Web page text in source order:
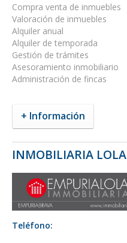
Compra venta de inmuebles
Valoración de inmuebles
Alquiler anual
Alquiler de temporada
Gestión de trámites
Asesoramiento inmobiliario
Administración de fincas
+ Información
INMOBILIARIA LOLA
Teléfono: